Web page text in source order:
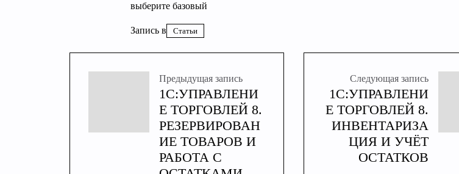
выберите базовый
Запись в Статьи
Предыдущая запись
1С:УПРАВЛЕНИ
Е ТОРГОВЛЕЙ 8.
РЕЗЕРВИРОВАН
ИЕ ТОВАРОВ И
РАБОТА С
Следующая запись
1С:УПРАВЛЕНИ
Е ТОРГОВЛЕЙ 8.
ИНВЕНТАРИЗА
ЦИЯ И УЧЁТ
ОСТАТКОВ